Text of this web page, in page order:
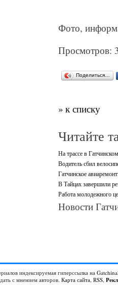
Фото,
Просмотров:
Поделиться…
» к списку
Читайте
На трассе в
Водитель сбил
Гатчинское
В Тайцах завершили
Работа молодежного
Новости
индексируемая гиперссылка на
с мнением авторов. Карта сайта, RSS,